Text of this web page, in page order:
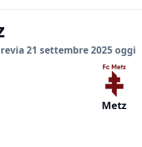
21 settembre 2025 oggi
Metz